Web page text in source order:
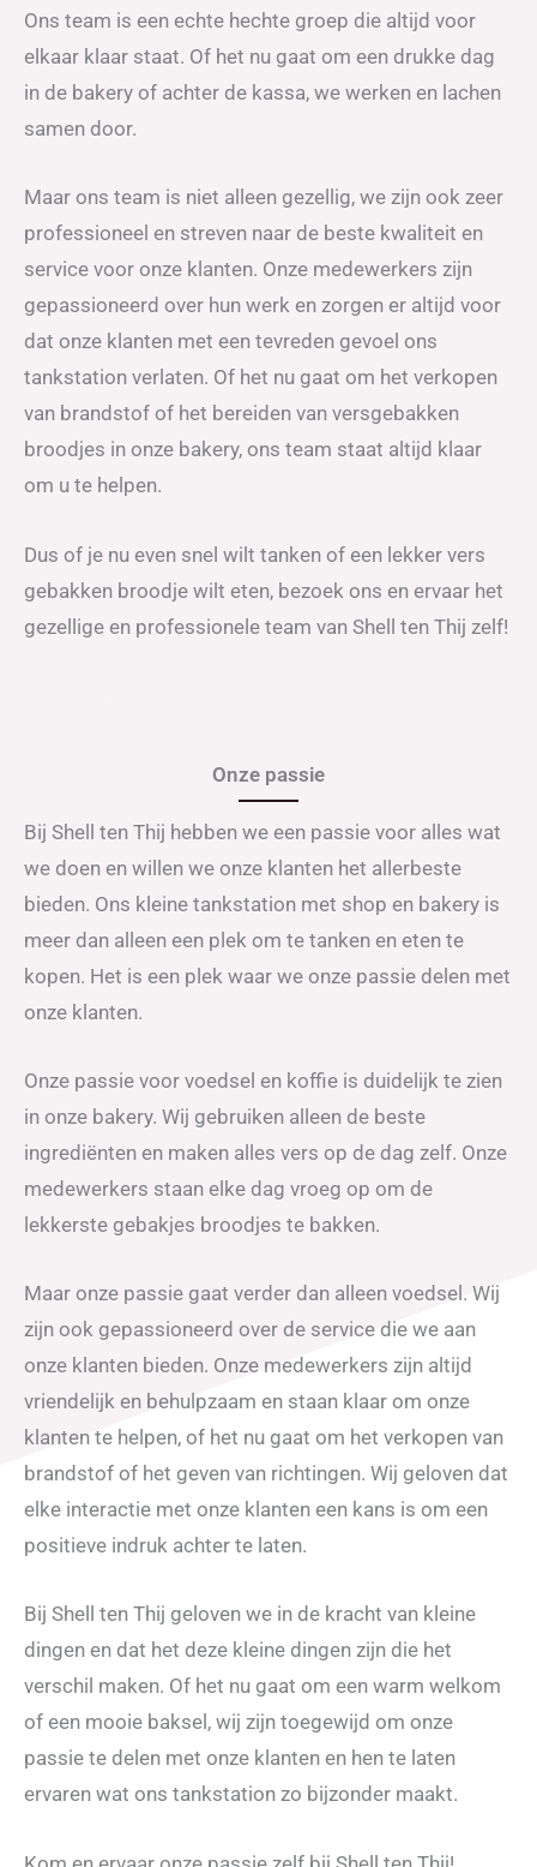
Ons team is een echte hechte groep die altijd voor
elkaar klaar staat. Of het nu gaat om een drukke dag
in de bakery of achter de kassa, we werken en lachen
samen door.
Maar ons team is niet alleen gezellig, we zijn ook zeer
professioneel en streven naar de beste kwaliteit en
service voor onze klanten. Onze medewerkers zijn
gepassioneerd over hun werk en zorgen er altijd voor
dat onze klanten met een tevreden gevoel ons
tankstation verlaten. Of het nu gaat om het verkopen
van brandstof of het bereiden van versgebakken
broodjes in onze bakery, ons team staat altijd klaar
om u te helpen.
Dus of je nu even snel wilt tanken of een lekker vers
gebakken broodje wilt eten, bezoek ons en ervaar het
gezellige en professionele team van Shell ten Thij zelf!
Onze passie
Bij Shell ten Thij hebben we een passie voor alles wat
we doen en willen we onze klanten het allerbeste
bieden. Ons kleine tankstation met shop en bakery is
meer dan alleen een plek om te tanken en eten te
kopen. Het is een plek waar we onze passie delen met
onze klanten.
Onze passie voor voedsel en koffie is duidelijk te zien
in onze bakery. Wij gebruiken alleen de beste
ingrediënten en maken alles vers op de dag zelf. Onze
medewerkers staan elke dag vroeg op om de
lekkerste gebakjes broodjes te bakken.
Maar onze passie gaat verder dan alleen voedsel. Wij
zijn ook gepassioneerd over de service die we aan
onze klanten bieden. Onze medewerkers zijn altijd
vriendelijk en behulpzaam en staan klaar om onze
klanten te helpen, of het nu gaat om het verkopen van
brandstof of het geven van richtingen. Wij geloven dat
elke interactie met onze klanten een kans is om een
positieve indruk achter te laten.
Bij Shell ten Thij geloven we in de kracht van kleine
dingen en dat het deze kleine dingen zijn die het
verschil maken. Of het nu gaat om een warm welkom
of een mooie baksel, wij zijn toegewijd om onze
passie te delen met onze klanten en hen te laten
ervaren wat ons tankstation zo bijzonder maakt.